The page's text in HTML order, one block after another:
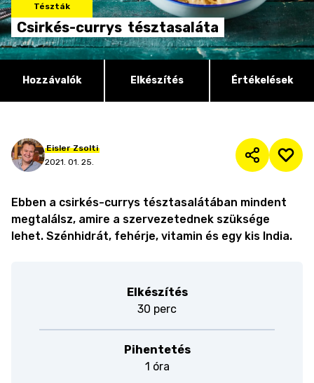
Tészták
Csirkés-currys tésztasaláta
Hozzávalók Elkészítés Értékelések
Eisler Zsolti
2021. 01. 25.
Ebben a csirkés-currys tésztasalátában mindent
megtalálsz, amire a szervezetednek szüksége
lehet. Szénhidrát, fehérje, vitamin és egy kis India.
Elkészítés
30 perc
Pihentetés
1 óra